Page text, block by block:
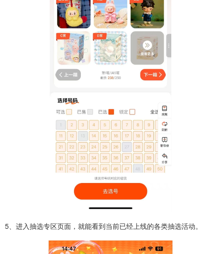
5、进入抽选专区页面，就能看到当前已经上线的各类抽选活动。